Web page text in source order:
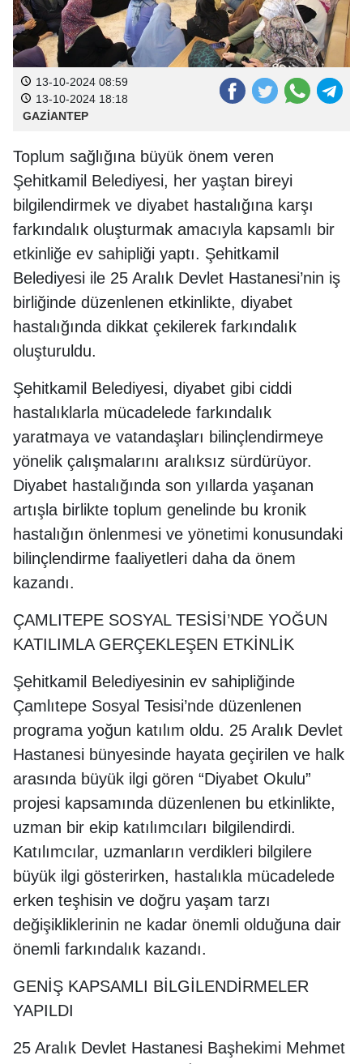
13-10-2024 08:59
13-10-2024 18:18
GAZİANTEP
Toplum sağlığına büyük önem veren
Şehitkamil Belediyesi, her yaştan bireyi
bilgilendirmek ve diyabet hastalığına karşı
farkındalık oluşturmak amacıyla kapsamlı bir
etkinliğe ev sahipliği yaptı. Şehitkamil
Belediyesi ile 25 Aralık Devlet Hastanesi’nin iş
birliğinde düzenlenen etkinlikte, diyabet
hastalığında dikkat çekilerek farkındalık
oluşturuldu.
Şehitkamil Belediyesi, diyabet gibi ciddi
hastalıklarla mücadelede farkındalık
yaratmaya ve vatandaşları bilinçlendirmeye
yönelik çalışmalarını aralıksız sürdürüyor.
Diyabet hastalığında son yıllarda yaşanan
artışla birlikte toplum genelinde bu kronik
hastalığın önlenmesi ve yönetimi konusundaki
bilinçlendirme faaliyetleri daha da önem
kazandı.
ÇAMLITEPE SOSYAL TESİSİ’NDE YOĞUN
KATILIMLA GERÇEKLEŞEN ETKİNLİK
Şehitkamil Belediyesinin ev sahipliğinde
Çamlıtepe Sosyal Tesisi’nde düzenlenen
programa yoğun katılım oldu. 25 Aralık Devlet
Hastanesi bünyesinde hayata geçirilen ve halk
arasında büyük ilgi gören “Diyabet Okulu”
projesi kapsamında düzenlenen bu etkinlikte,
uzman bir ekip katılımcıları bilgilendirdi.
Katılımcılar, uzmanların verdikleri bilgilere
büyük ilgi gösterirken, hastalıkla mücadelede
erken teşhisin ve doğru yaşam tarzı
değişikliklerinin ne kadar önemli olduğuna dair
önemli farkındalık kazandı.
GENİŞ KAPSAMLI BİLGİLENDİRMELER
YAPILDI
25 Aralık Devlet Hastanesi Başhekimi Mehmet